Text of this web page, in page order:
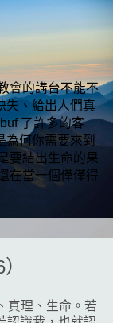
會的講台不能不
失、給出人們真
了許多的客
為何你需要來到
要結出生命的果
在當一個僅僅得
真理、生命。若